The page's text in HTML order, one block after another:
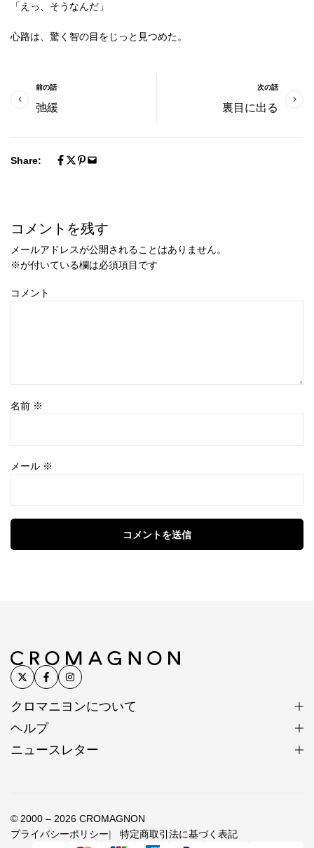
「えっ、そうなんだ」
心路は、驚く智の目をじっと見つめた。
前の話
弛緩
次の話
裏目に出る
Share:
コメントを残す
メールアドレスが公開されることはありません。
※が付いている欄は必須項目です
コメント
名前 ※
メール ※
コメントを送信
クロマニヨンについて
ヘルプ
ニュースレター
© 2000 – 2026 CROMAGNON
プライバシーポリシー
特定商取引法に基づく表記